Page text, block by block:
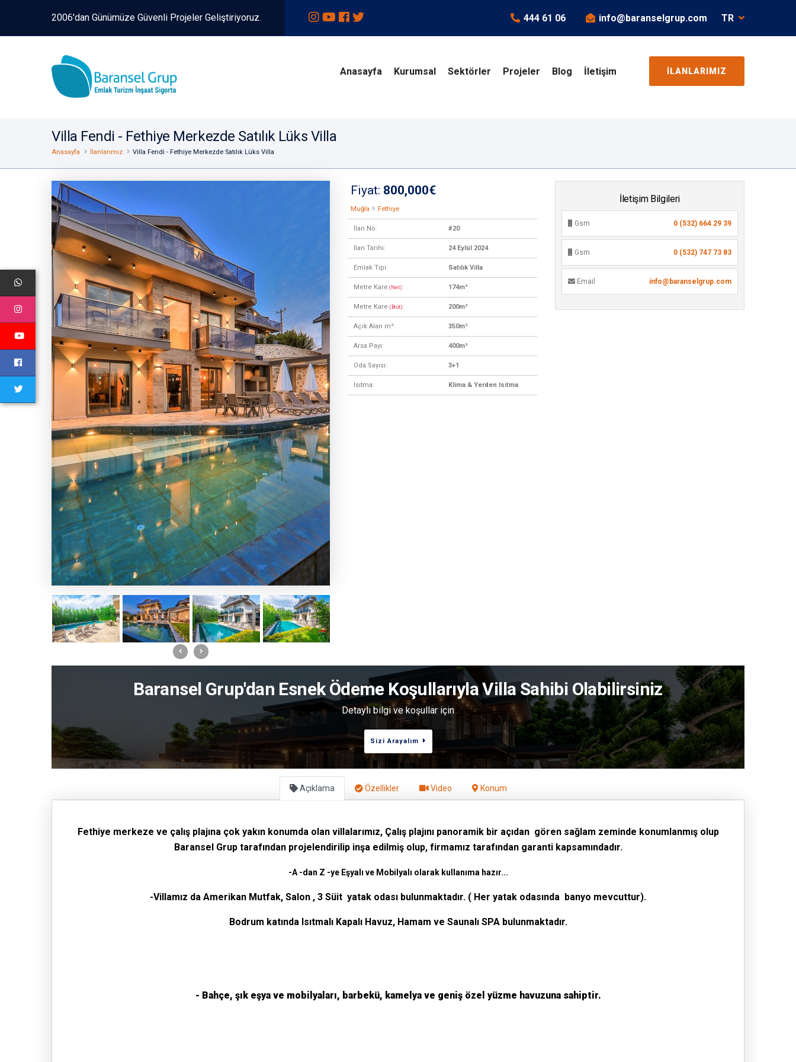
2006'dan Günümüze Güvenli Projeler Geliştiriyoruz. 444 61 06 info@baranselgrup.com TR
Anasayfa Kurumsal Sektörler Projeler Blog İletişim İLANLARIMIZ
Villa Fendi - Fethiye Merkezde Satılık Lüks Villa
Anasayfa İlanlarımız Villa Fendi - Fethiye Merkezde Satılık Lüks Villa
Fiyat: 800,000€
Muğla Fethiye
İlan No: #20
İlan Tarihi: 24 Eylül 2024
Emlak Tipi: Satılık Villa
Metre Kare (Net) : 174m²
Metre Kare (Brüt) : 200m²
Açık Alan m²: 350m²
Arsa Payı: 400m²
Oda Sayısı: 3+1
Isıtma: Klima & Yerden Isıtma
İletişim Bilgileri
Gsm 0 (532) 664 29 39
Gsm 0 (532) 747 73 83
Email info@baranselgrup.com
Baransel Grup'dan Esnek Ödeme Koşullarıyla Villa Sahibi Olabilirsiniz
Detaylı bilgi ve koşullar için
Sizi Arayalım
Açıklama Özellikler Video Konum
Fethiye merkeze ve çalış plajına çok yakın konumda olan villalarımız, Çalış plajını panoramik bir açıdan gören sağlam zeminde konumlanmış olup
Baransel Grup tarafından projelendirilip inşa edilmiş olup, firmamız tarafından garanti kapsamındadır.
-A -dan Z -ye Eşyalı ve Mobilyalı olarak kullanıma hazır...
-Villamız da Amerikan Mutfak, Salon , 3 Süit yatak odası bulunmaktadır. ( Her yatak odasında banyo mevcuttur).
Bodrum katında Isıtmalı Kapalı Havuz, Hamam ve Saunalı SPA bulunmaktadır.
- Bahçe, şık eşya ve mobilyaları, barbekü, kamelya ve geniş özel yüzme havuzuna sahiptir.